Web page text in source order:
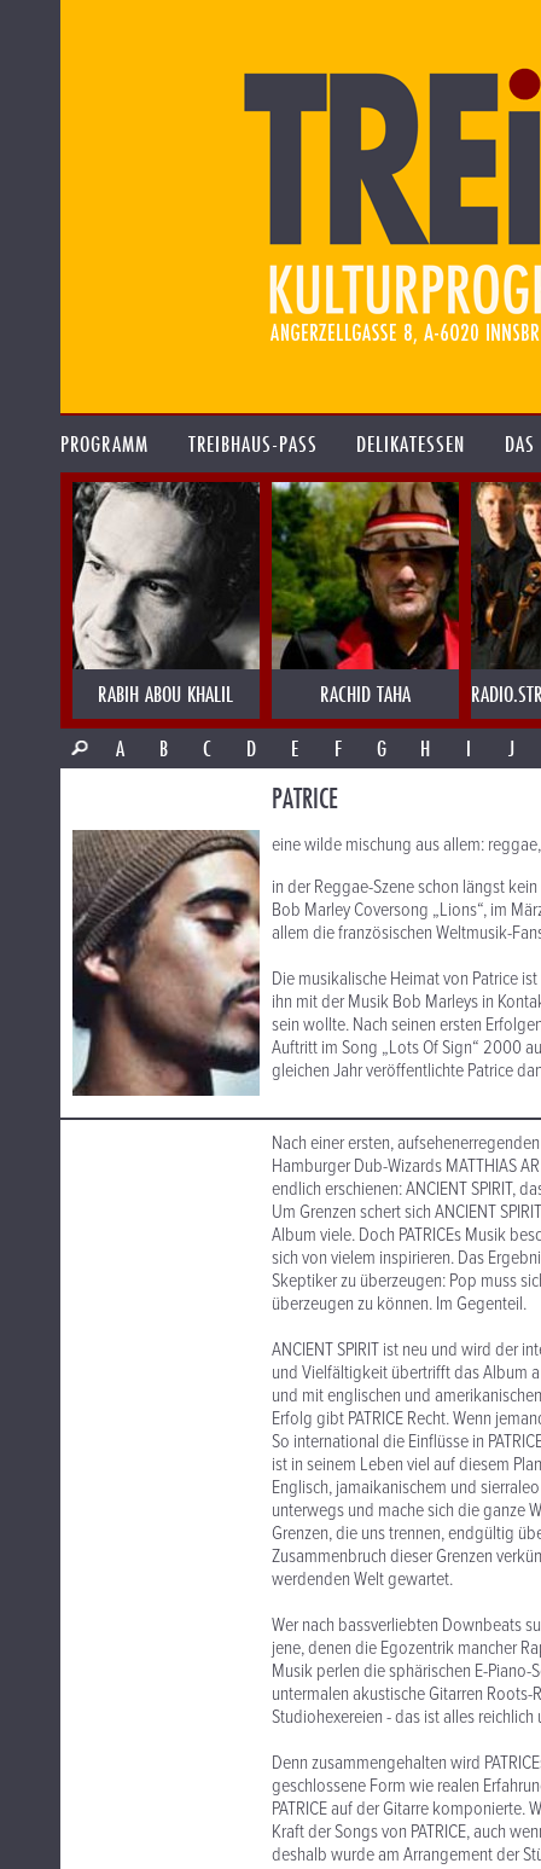
PROGRAMM TREIBHAUS-PASS DELIKATESSEN
RABIH ABOU KHALIL RACHID TAHA
A
B C D E F G H I J
PATRICE
eine wilde mischung aus allem:
in der Reggae-Szene schon längst
Bob Marley Coversong „Lions“, im
allem die französischen Weltmusik-
Die musikalische Heimat von Patrice
ihn mit der Musik Bob Marleys in
sein wollte. Nach seinen ersten
Auftritt im Song „Lots Of Sign“ 2000
gleichen Jahr veröffentlichte Patrice
Nach einer ersten,
Hamburger Dub-Wizards MATTHIAS
endlich erschienen: ANCIENT SPIRIT,
Um Grenzen schert sich ANCIENT
Album viele. Doch PATRICEs Musik
sich von vielem inspirieren. Das
Skeptiker zu überzeugen: Pop muss
überzeugen zu können. Im Gegenteil.
ANCIENT SPIRIT ist neu und wird der
und Vielfältigkeit übertrifft das Album
und mit englischen und
Erfolg gibt PATRICE Recht. Wenn
So international die Einflüsse in
ist in seinem Leben viel auf diesem
Englisch, jamaikanischem und
unterwegs und mache sich die ganze
Grenzen, die uns trennen, endgültig
Zusammenbruch dieser Grenzen
werdenden Welt gewartet.
Wer nach bassverliebten Downbeats
jene, denen die Egozentrik mancher
Musik perlen die sphärischen E-
untermalen akustische Gitarren
Studiohexereien - das ist alles
Denn zusammengehalten wird
geschlossene Form wie realen
PATRICE auf der Gitarre komponierte.
Kraft der Songs von PATRICE, auch
deshalb wurde am Arrangement der